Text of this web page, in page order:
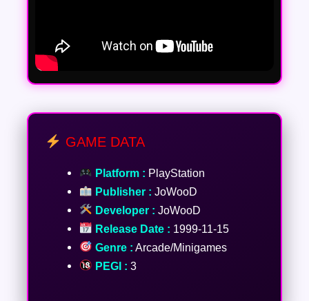
GAME DATA
Platform : PlayStation
Publisher : JoWooD
Developer : JoWooD
Release Date : 1999-11-15
Genre : Arcade/Minigames
PEGI : 3